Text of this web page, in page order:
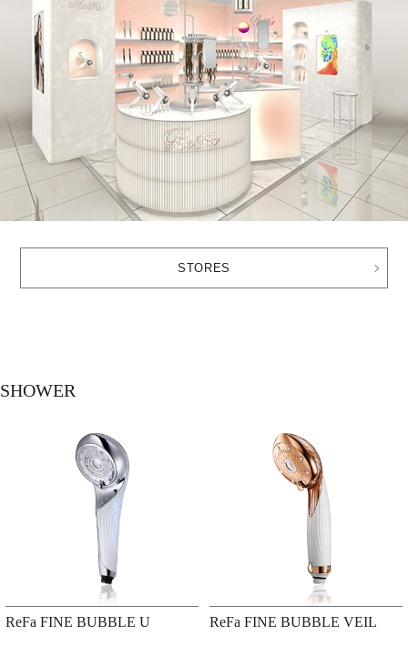
STORES
SHOWER
ReFa FINE BUBBLE U ReFa FINE BUBBLE VEIL